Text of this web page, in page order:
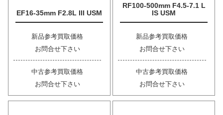
EF16-35mm F2.8L III USM
新品参考買取価格
お問合せ下さい
中古参考買取価格
お問合せ下さい
RF100-500mm F4.5-7.1 L
IS USM
新品参考買取価格
お問合せ下さい
中古参考買取価格
お問合せ下さい